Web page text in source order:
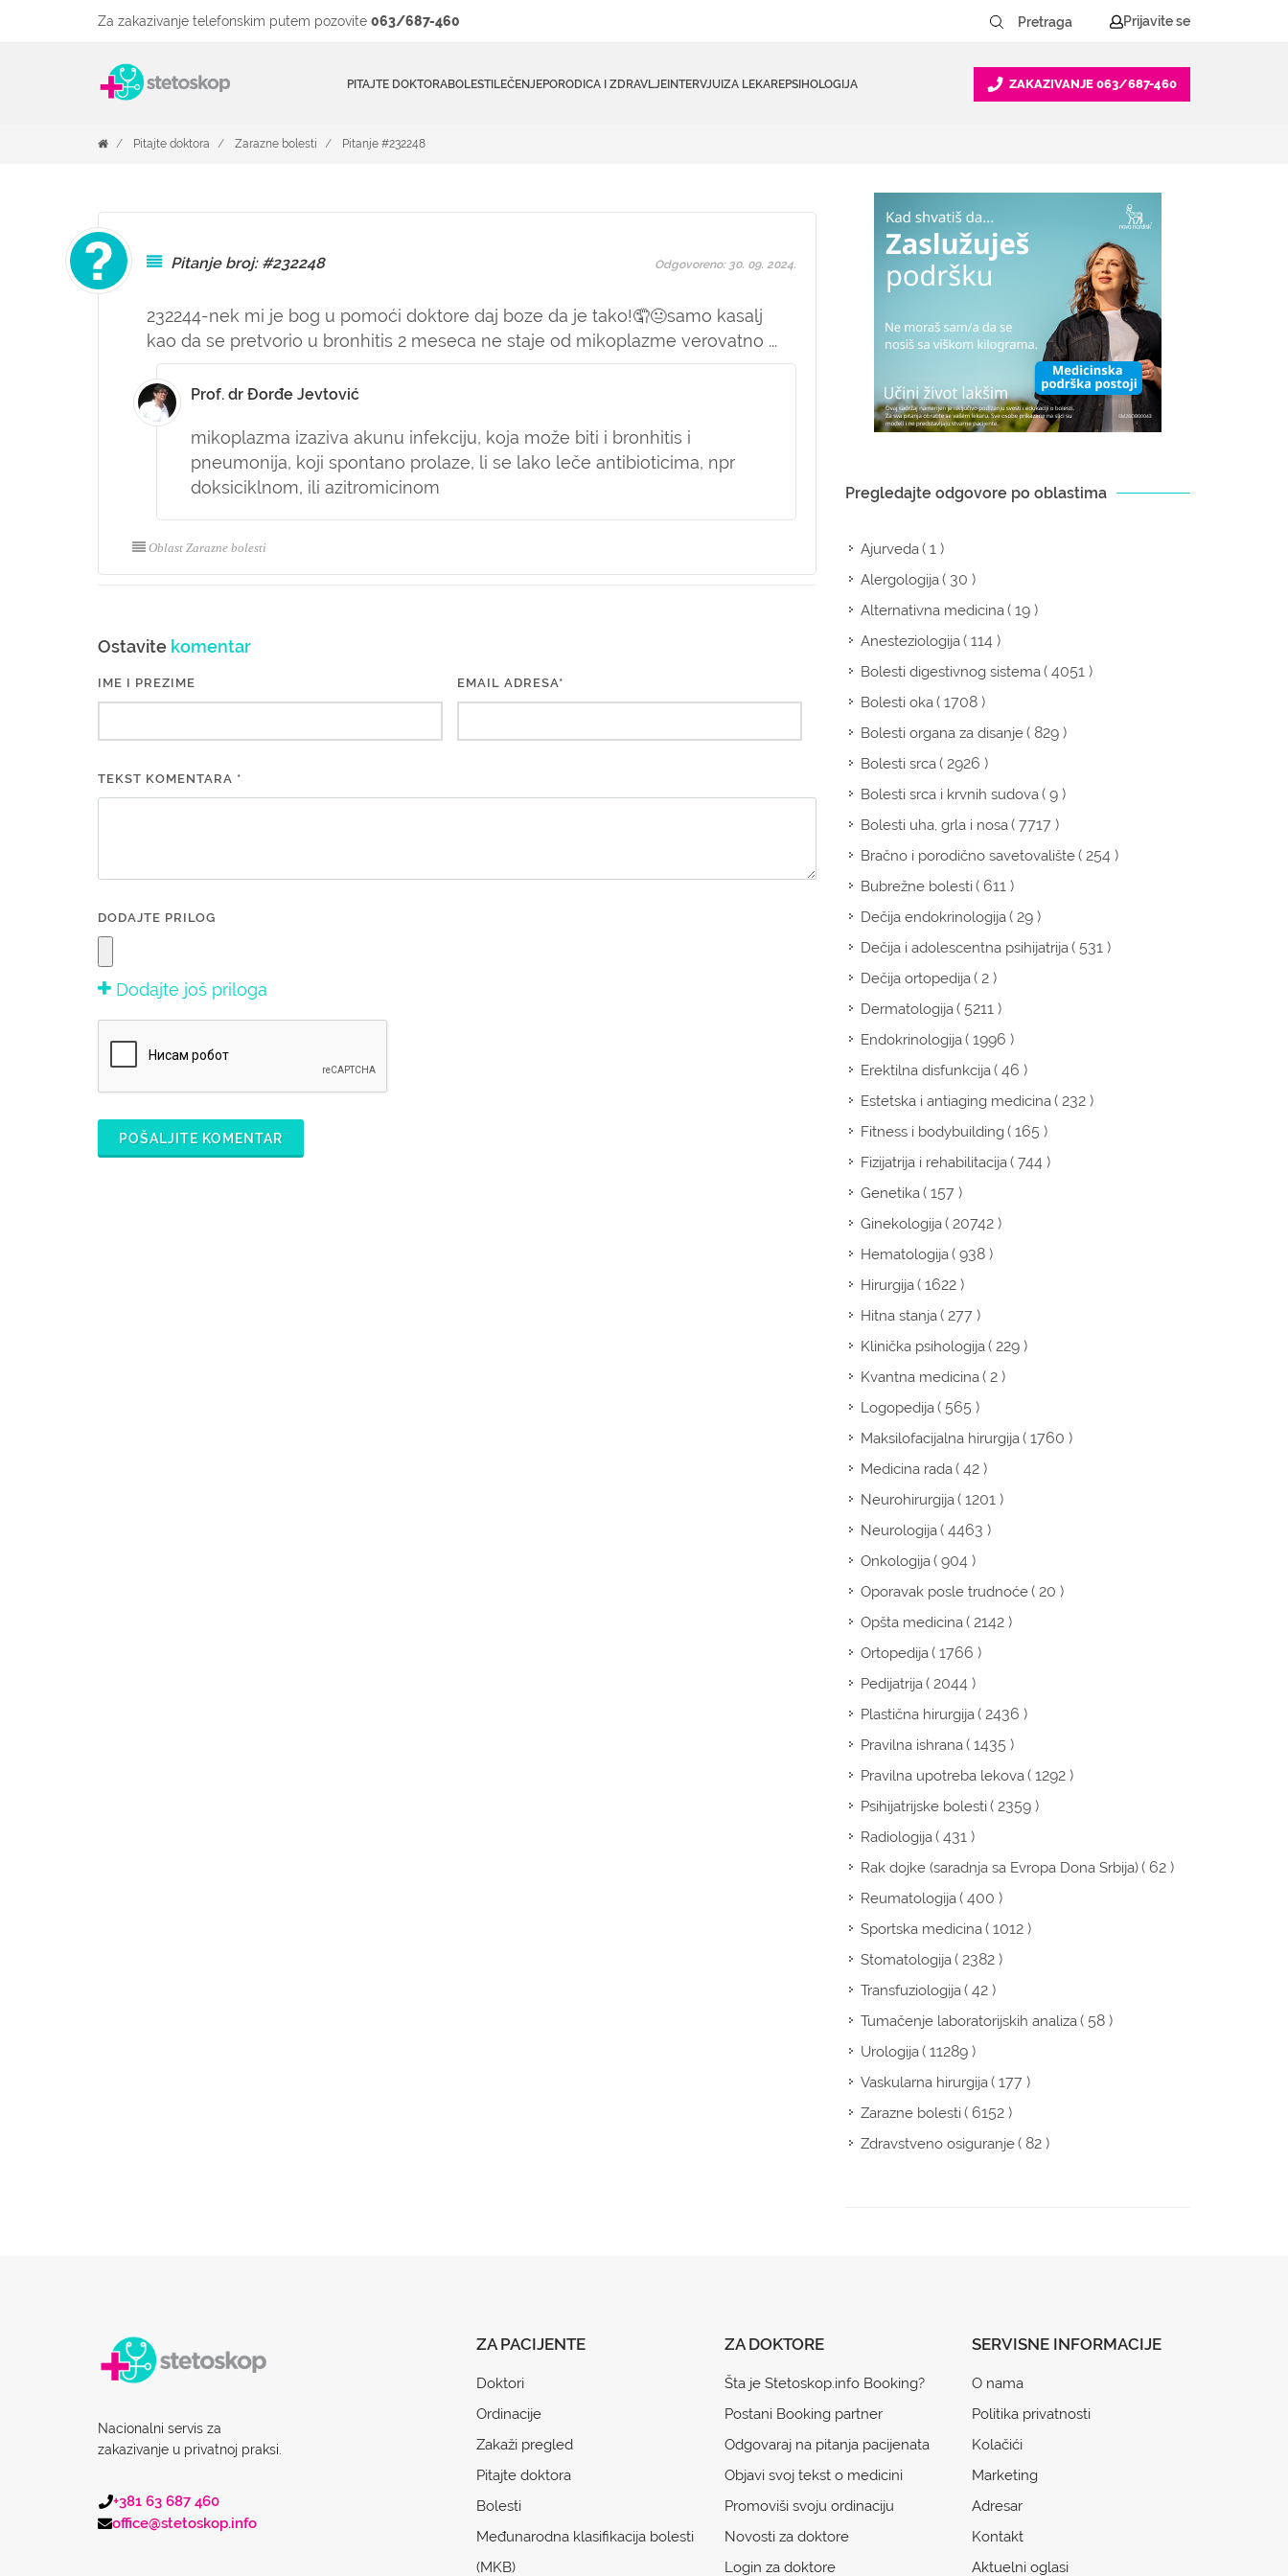
Za zakazivanje telefonskim putem pozovite 063/687-460 Prijavite se
PITAJTE DOKTORABOLESTILEČENJEPORODICA I ZDRAVLJEINTERVJUIZA LEKAREPSIHOLOGIJA ZAKAZIVANJE 063/687-460
Pitajte doktora Zarazne bolesti Pitanje #232248
Pitanje broj: #232248
232244-nek mi je bog u pomoći doktore daj boze da je tako!🤦😐samo kasalj
kao da se pretvorio u bronhitis 2 meseca ne staje od mikoplazme verovatno ...
Odgovoreno: 30. 09. 2024.
Prof. dr Đorđe Jevtović
mikoplazma izaziva akunu infekciju, koja može biti i bronhitis i
pneumonija, koji spontano prolaze, li se lako leče antibioticima, npr
doksiciklnom, ili azitromicinom
Oblast Zarazne bolesti
Ostavite komentar
IME I PREZIME EMAIL ADRESA*
TEKST KOMENTARA *
DODAJTE PRILOG
Dodajte još priloga
POŠALJITE KOMENTAR
Pregledajte odgovore po oblastima
Ajurveda( 1 )
Alergologija( 30 )
Alternativna medicina( 19 )
Anesteziologija( 114 )
Bolesti digestivnog sistema( 4051 )
Bolesti oka( 1708 )
Bolesti organa za disanje( 829 )
Bolesti srca( 2926 )
Bolesti srca i krvnih sudova( 9 )
Bolesti uha, grla i nosa( 7717 )
Bračno i porodično savetovalište( 254 )
Bubrežne bolesti( 611 )
Dečija endokrinologija( 29 )
Dečija i adolescentna psihijatrija( 531 )
Dečija ortopedija( 2 )
Dermatologija( 5211 )
Endokrinologija( 1996 )
Erektilna disfunkcija( 46 )
Estetska i antiaging medicina( 232 )
Fitness i bodybuilding( 165 )
Fizijatrija i rehabilitacija( 744 )
Genetika( 157 )
Ginekologija( 20742 )
Hematologija( 938 )
Hirurgija( 1622 )
Hitna stanja( 277 )
Klinička psihologija( 229 )
Kvantna medicina( 2 )
Logopedija( 565 )
Maksilofacijalna hirurgija( 1760 )
Medicina rada( 42 )
Neurohirurgija( 1201 )
Neurologija( 4463 )
Onkologija( 904 )
Oporavak posle trudnoće( 20 )
Opšta medicina( 2142 )
Ortopedija( 1766 )
Pedijatrija( 2044 )
Plastična hirurgija( 2436 )
Pravilna ishrana( 1435 )
Pravilna upotreba lekova( 1292 )
Psihijatrijske bolesti( 2359 )
Radiologija( 431 )
Rak dojke (saradnja sa Evropa Dona Srbija)( 62 )
Reumatologija( 400 )
Sportska medicina( 1012 )
Stomatologija( 2382 )
Transfuziologija( 42 )
Tumačenje laboratorijskih analiza( 58 )
Urologija( 11289 )
Vaskularna hirurgija( 177 )
Zarazne bolesti( 6152 )
Zdravstveno osiguranje( 82 )
Nacionalni servis za
zakazivanje u privatnoj praksi.
+381 63 687 460
office@stetoskop.info
ZA PACIJENTE
Doktori
Ordinacije
Zakaži pregled
Pitajte doktora
Bolesti
Međunarodna klasifikacija bolesti
(MKB)
ZA DOKTORE
Šta je Stetoskop.info Booking?
Postani Booking partner
Odgovaraj na pitanja pacijenata
Objavi svoj tekst o medicini
Promoviši svoju ordinaciju
Novosti za doktore
Login za doktore
SERVISNE INFORMACIJE
O nama
Politika privatnosti
Kolačići
Marketing
Adresar
Kontakt
Aktuelni oglasi